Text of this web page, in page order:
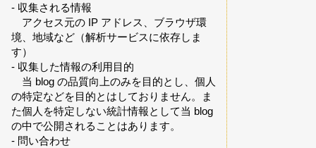
- 収集される情報
アクセス元の IP アドレス、ブラウザ環
境、地域など（解析サービスに依存しま
す）
- 収集した情報の利用目的
当 blog の品質向上のみを目的とし、個人
の特定などを目的とはしておりません。ま
た個人を特定しない統計情報として当 blog
の中で公開されることはあります。
- 問い合わせ